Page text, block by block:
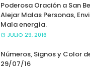
Poderosa Oración a San
Alejar Malas Personas,
Mala energía.
JULIO 29, 2016
Números, Signos y Color
29/07/16